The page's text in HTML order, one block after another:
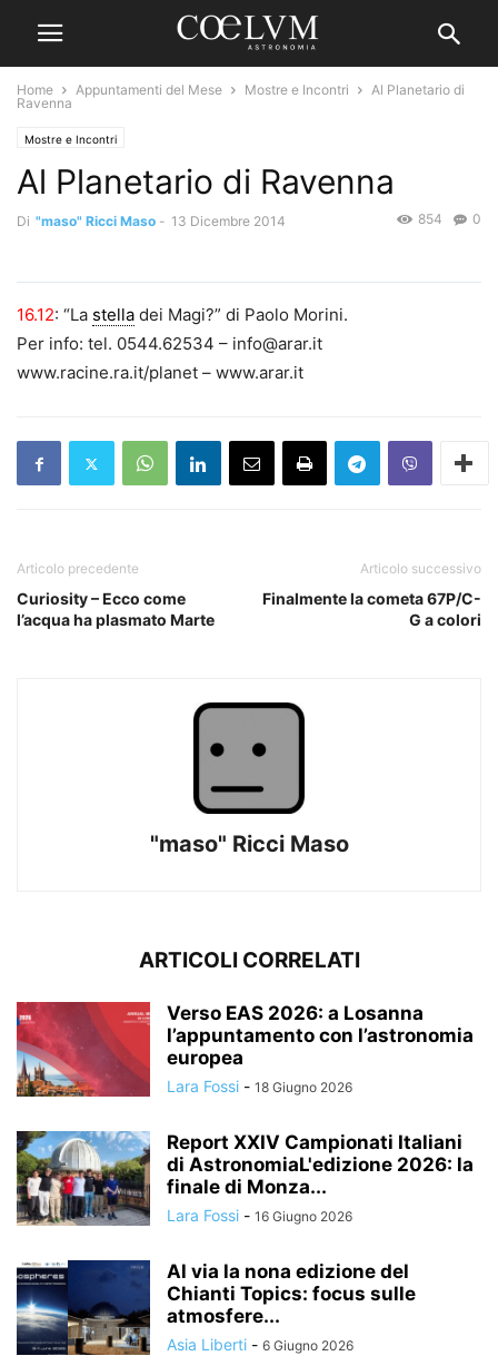
Home Appuntamenti del Mese Mostre e Incontri
Al Planetario di
Ravenna
Mostre e Incontri
Al Planetario di Ravenna
Di "maso" Ricci Maso - 13 Dicembre 2014 0
854
16.12: “La stella dei Magi?” di Paolo Morini.
Per info: tel. 0544.62534 – info@arar.it
www.racine.ra.it/planet – www.arar.it
Articolo precedente
Curiosity – Ecco come
l’acqua ha plasmato Marte
Articolo successivo
Finalmente la cometa 67P/C-
G a colori
"maso" Ricci Maso
ARTICOLI CORRELATI
Verso EAS 2026: a Losanna
l’appuntamento con l’astronomia
europea
Lara Fossi - 18 Giugno 2026
Report XXIV Campionati Italiani
di AstronomiaL'edizione 2026: la
finale di Monza...
Lara Fossi - 16 Giugno 2026
Al via la nona edizione del
Chianti Topics: focus sulle
atmosfere...
Asia Liberti - 6 Giugno 2026